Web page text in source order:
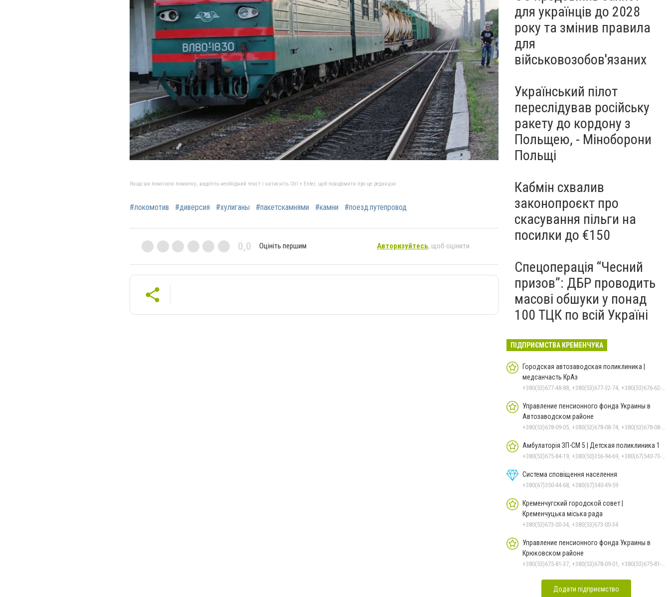
Якщо ви помітили помилку, виділіть необхідний текст і натисніть Ctrl + Enter, щоб повідомити про це редакцію
#локомотив #диверсия #хулиганы #пакетскамнями #камни #поезд.путепровод
0,0 Оцініть першим Авторизуйтесь, щоб оцінити
для українців до 2028
року та змінив правила
для
військовозобов'язаних
Український пілот
переслідував російську
ракету до кордону з
Польщею, - Міноборони
Польщі
Кабмін схвалив
законопроєкт про
скасування пільги на
посилки до €150
Спецоперація “Чесний
призов”: ДБР проводить
масові обшуки у понад
100 ТЦК по всій Україні
ПІДПРИЄМСТВА КРЕМЕНЧУКА
Городская автозаводская поликлиника |
медсанчасть КрАз
+380(53)677-48-88, +380(53)677-32-74, +380(53)676-62-99, +380536766187
Управление пенсионного фонда Украины в
Автозаводском районе
+380(53)678-09-05, +380(53)678-08-74, +380(53)678-08-83, +380(53)678-08-41, +380(53)678-08-86
Амбулаторія ЗП-СМ 5 | Детская поликлиника 1
+380(53)675-84-19, +380(50)356-94-69, +380(67)540-73-87
Система сповіщення населення
+380(67)350-44-68, +380(67)340-49-59
Кременчугский городской совет |
Кременчуцька міська рада
+380(53)673-00-34, +380(53)673-00-34
Управление пенсионного фонда Украины в
Крюковском районе
+380(53)675-81-37, +380(53)678-09-01, +380(53)675-81-32, +380(53)675-81-40, +380(53)675-81-33, +380(53)675-81-38, +380(53)675-81-31, +380(53)678-08-87
Додати підприємство